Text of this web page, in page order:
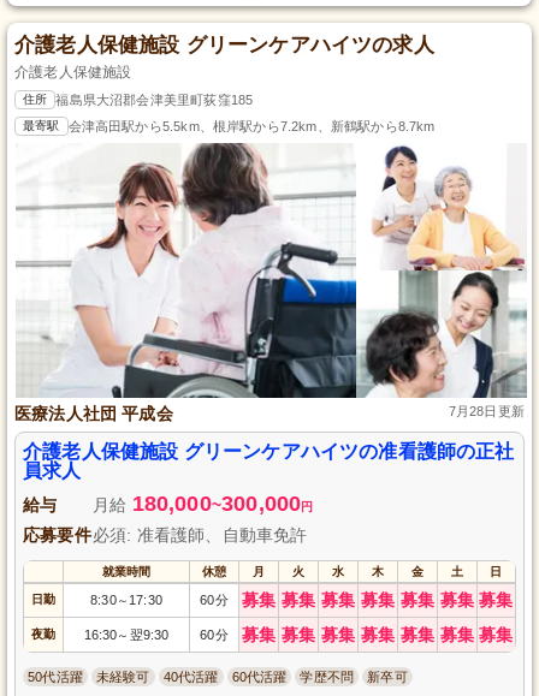
介護老人保健施設 グリーンケアハイツの求人
介護老人保健施設
住所 福島県大沼郡会津美里町荻窪185
最寄駅 会津高田駅から5.5km、根岸駅から7.2km、新鶴駅から8.7km
医療法人社団 平成会 7月28日更新
介護老人保健施設 グリーンケアハイツの准看護師の正社
員求人
給与 月給 180,000~300,000円
応募要件必須: 准看護師、自動車免許
就業時間 休憩 月 火 水 木 金 土 日
日勤 8:30～ 17:30 60分 募集 募集 募集 募集 募集 募集 募集
夜勤 16:30～ 翌9:30 60分 募集 募集 募集 募集 募集 募集 募集
50代活躍 未経験可 40代活躍 60代活躍 学歴不問 新卒可